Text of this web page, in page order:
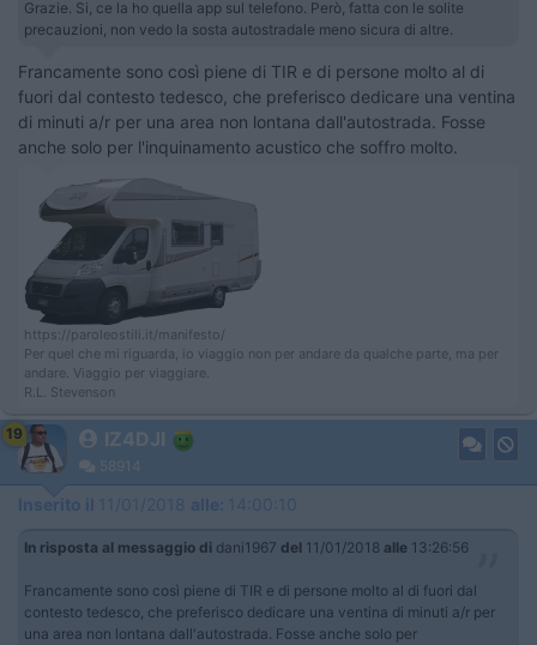
Grazie. Si, ce la ho quella app sul telefono. Però, fatta con le solite
precauzioni, non vedo la sosta autostradale meno sicura di altre.
Francamente sono così piene di TIR e di persone molto al di
fuori dal contesto tedesco, che preferisco dedicare una ventina
di minuti a/r per una area non lontana dall'autostrada. Fosse
anche solo per l'inquinamento acustico che soffro molto.
https://paroleostili.it/manifesto/
Per quel che mi riguarda, io viaggio non per andare da qualche parte, ma per
andare. Viaggio per viaggiare.
R.L. Stevenson
19 IZ4DJI
58914
Inserito il 11/01/2018 alle: 14:00:10
In risposta al messaggio di dani1967 del 11/01/2018 alle 13:26:56
Francamente sono così piene di TIR e di persone molto al di fuori dal
contesto tedesco, che preferisco dedicare una ventina di minuti a/r per
una area non lontana dall'autostrada. Fosse anche solo per